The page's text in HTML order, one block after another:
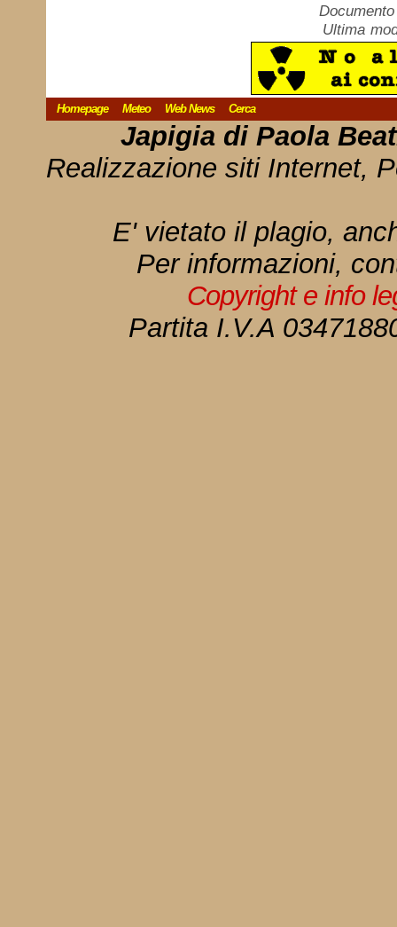
Ultima
Homepage Meteo Web News Cerca
Japigia di Paola
Realizzazione siti Internet,
E' vietato il plagio,
Per informazioni,
Copyright e info
Partita I.V.A